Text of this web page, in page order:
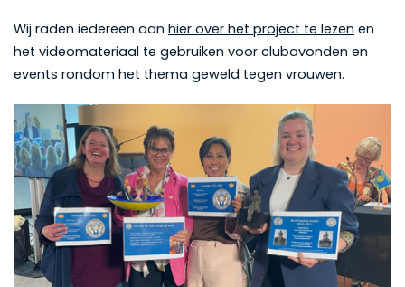
Wij raden iedereen aan hier over het project te lezen en
het videomateriaal te gebruiken voor clubavonden en
events rondom het thema geweld tegen vrouwen.